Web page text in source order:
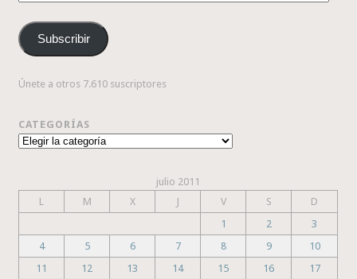
correo
electrónico
Subscribir
Únete a otros 7.610 suscriptores
CATEGORÍAS
Categorías
julio 2011
L
M X J V S
D
1
2
3
4
5 6 7 8 9
10
11
12 13 14 15 16
17